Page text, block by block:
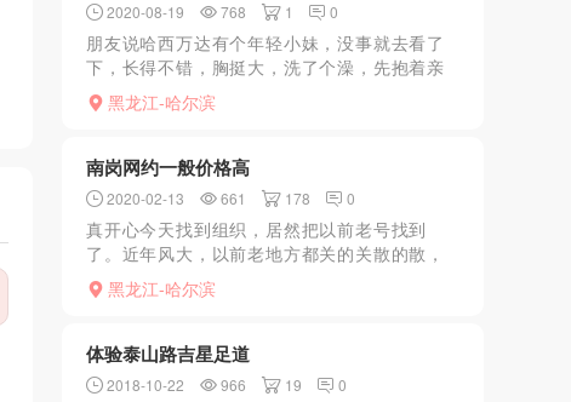
2020-08-19 768 1 0
朋友说哈西万达有个年轻小妹，没事就去看了
下，长得不错，胸挺大，洗了个澡，先抱着亲
了一会揉了会奶子，真大呀，一个手都握不
住，然后让她给我口，kouhuo也不错，听指
黑龙江-哈尔滨
南岗网约一般价格高
2020-02-13 661 178 0
真开心今天找到组织，居然把以前老号找到
了。近年风大，以前老地方都关的关散的散，
无奈联系qq里的中介老人。她家费用较高，妹
子照骗，好在服务不机车，有多个地点。遥控
黑龙江-哈尔滨
体验泰山路吉星足道
2018-10-22 966 19 0